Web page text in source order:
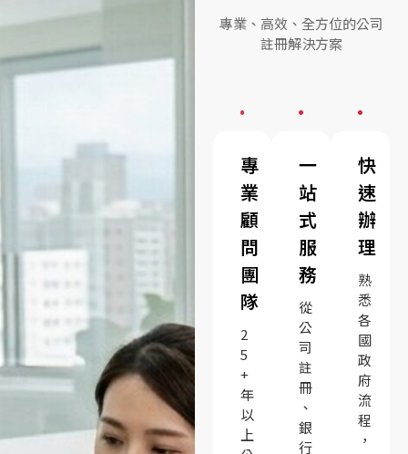
專業、高效、全方位的公司
註冊解決方案
專
業
顧
問
團
隊
2
5
+
年
以
上
一
站
式
服
務
從
公
司
註
冊
、
銀
行
快
速
辦
理
熟
悉
各
國
政
府
流
程
，